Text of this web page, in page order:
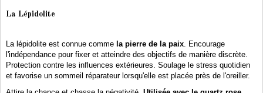
La Lépidolite
La lépidolite est connue comme la pierre de la paix. Encourage
l'indépendance pour fixer et atteindre des objectifs de manière discrète.
Protection contre les influences extérieures. Soulage le stress quotidien
et favorise un sommeil réparateur lorsqu'elle est placée près de l'oreiller.